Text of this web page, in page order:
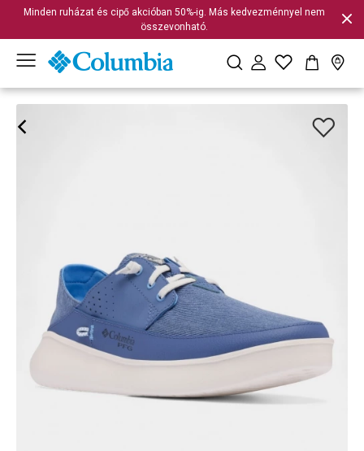
Minden ruházat és cipő akcióban 50%-ig. Más kedvezménnyel nem
összevonható.